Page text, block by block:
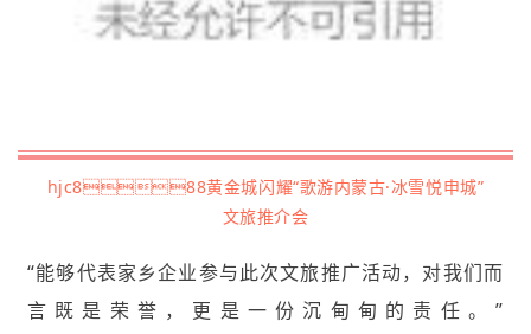
hjc888黄金城闪耀“歌游内蒙古·冰雪悦申城”
文旅推介会
“能够代表家乡企业参与此次文旅推广活动，对我们而
言既是荣誉，更是一份沉甸甸的责任。”